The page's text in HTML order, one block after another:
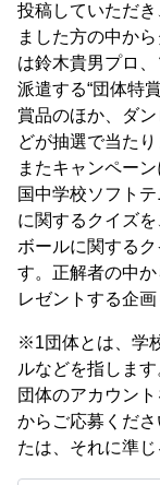
投稿していただ
ました方の中か
は鈴木貴男プロ
派遣する“団体特
賞品のほか、ダ
どが抽選で当たり
またキャンペー
国中学校ソフト
に関するクイズ
ボールに関する
す。正解者の中
レゼントする企画
※1団体とは、学
ルなどを指します
団体のアカウン
からご応募くだ
たは、それに準じ